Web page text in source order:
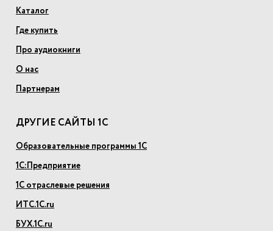
Каталог
Где купить
Про аудиокниги
О нас
Партнерам
ДРУГИЕ САЙТЫ 1С
Образовательные программы 1С
1С:Предприятие
1С отраслевые решения
ИТС.1С.ru
БУХ.1С.ru